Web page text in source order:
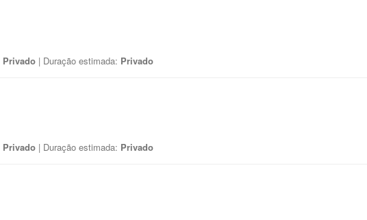
Privado | Duração estimada: Privado
Privado | Duração estimada: Privado